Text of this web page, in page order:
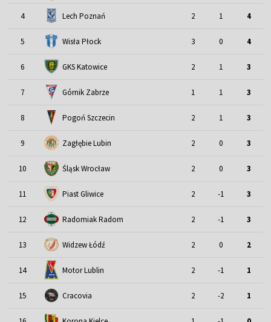
4 Lech Poznań 2 1 4
5 Wisła Płock 3 0 4
6 GKS Katowice 2 1 3
7 Górnik Zabrze 1 1 3
8 Pogoń Szczecin 2 1 3
9 Zagłębie Lubin 2 0 3
10 Śląsk Wrocław 2 0 3
11 Piast Gliwice 2 -1 3
12 Radomiak Radom 2 -1 3
13 Widzew Łódź 2 0 2
14 Motor Lublin 2 -1 1
15 Cracovia 2 -2 1